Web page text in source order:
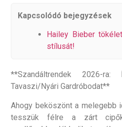
Kapcsolódó bejegyzések
Hailey Bieber
stílusát!
**Szandáltrendek 2026-
Tavaszi/Nyári Gardróbodat**
Ahogy beköszönt a melegebb
tesszük félre a zárt